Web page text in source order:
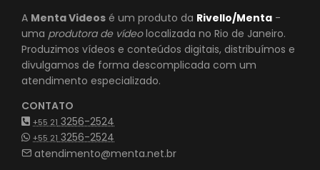
RIVELLO/MENTA
A Menta Videos é um produto da Rivello/Menta
uma
produtora de vídeo
localizada no Rio de Janeiro.
Produzimos vídeos e conteúdos digitais, distribuímos e
divulgamos de forma descomplicada com um
atendimento especializado.
CONTATO
3256-2524
3256-2524